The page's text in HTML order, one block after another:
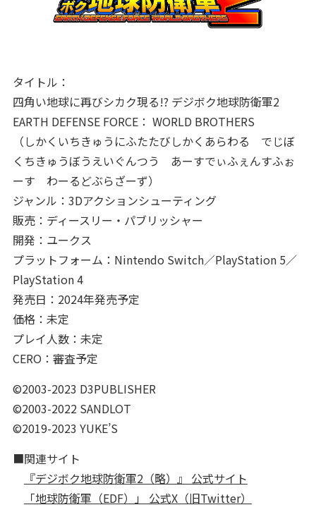
タイトル：
四角い地球に再びシカク現る!? デジボク地球防衛軍2
EARTH DEFENSE FORCE： WORLD BROTHERS
（しかくいちきゅうにふたたびしかくあらわる でじぼ
くちきゅうぼうえいぐんつう あーすでぃふぇんすふぉ
ーす わーるどぶらざーず）
ジャンル：3Dアクションシューティング
販売：ディースリー・パブリッシャー
開発：ユークス
プラットフォーム：Nintendo Switch／PlayStation 5／
PlayStation 4
発売日：2024年発売予定
価格：未定
プレイ人数：未定
CERO：審査予定
©2003-2023 D3PUBLISHER
©2003-2022 SANDLOT
©2019-2023 YUKE’S
■関連サイト
『デジボク地球防衛軍2（略）』 公式サイト
「地球防衛軍（EDF）」 公式X（旧Twitter）